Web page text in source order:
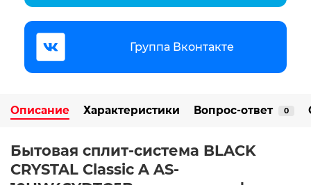
Группа Вконтакте
Описание Характеристики Вопрос-ответ 0
Бытовая сплит-система BLACK
CRYSTAL Classic A AS-